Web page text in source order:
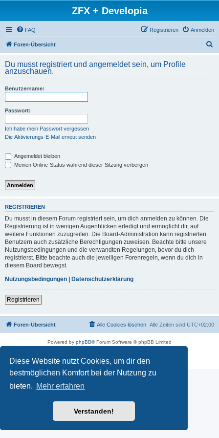
Diese Website nutzt Cookies, um dir den
bestmöglichen Komfort bei der Nutzung zu
bieten. Mehr erfahren
Verstanden!
ZFX + Developia
FAQ Anmelden
Registrieren
Foren-Übersicht
h
Du musst registriert und angemeldet sein, um Profile
anzuschauen.
Benutzername:
Passwort:
Ich habe mein Passwort vergessen
Die Aktivierungs-E-Mail erneut senden
Angemeldet bleiben
Meinen Online-Status während dieser Sitzung verbergen
REGISTRIEREN
Du musst in diesem Forum registriert sein, um dich anmelden zu können. Die
Registrierung ist in wenigen Augenblicken erledigt und ermöglicht dir, auf
weitere Funktionen zuzugreifen. Die Board-Administration kann registrierten
Benutzern auch zusätzliche Berechtigungen zuweisen. Beachte bitte unsere
Nutzungsbedingungen und die verwandten Regelungen, bevor du dich
registrierst. Bitte beachte auch die jeweiligen Forenregeln, wenn du dich in
diesem Board bewegst.
Nutzungsbedingungen | Datenschutzerklärung
Registrieren
Foren-Übersicht Alle Zeiten sind UTC+02:00
Alle Cookies löschen
Powered by phpBB® Forum Software © phpBB Limited
Datenschutz|Nutzungsbedingungen